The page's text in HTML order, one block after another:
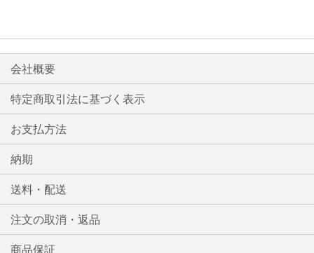
会社概要
特定商取引法に基づく表示
お支払方法
納期
送料・配送
注文の取消・返品
商品保証